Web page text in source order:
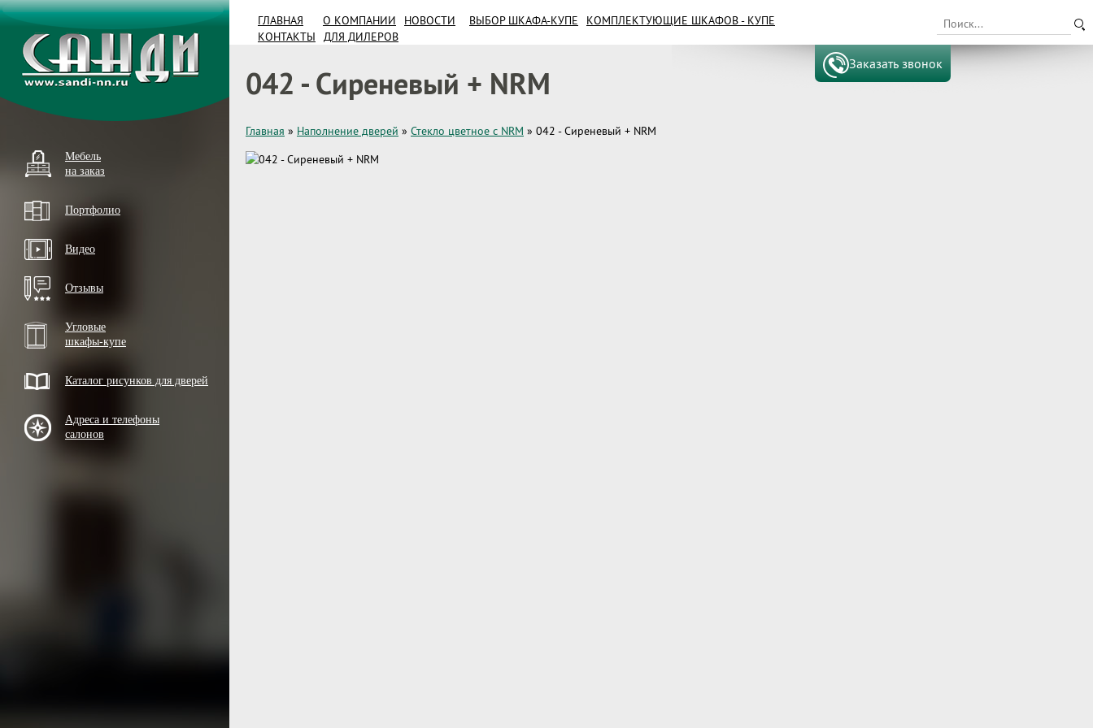
Мебель
на заказ
Портфолио
Видео
Отзывы
Угловые
шкафы-купе
Каталог рисунков для дверей
Адреса и телефоны
салонов
ГЛАВНАЯ О КОМПАНИИ НОВОСТИ ВЫБОР ШКАФА-КУПЕ
КОМПЛЕКТУЮЩИЕ ШКАФОВ - КУПЕ
КОНТАКТЫ
ДЛЯ ДИЛЕРОВ
Заказать звонок
042 - Сиреневый + NRM
Главная » Наполнение дверей » Стекло цветное с NRM » 042 - Сиреневый + NRM